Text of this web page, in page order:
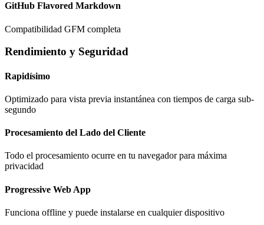
GitHub Flavored Markdown
Compatibilidad GFM completa
Rendimiento y Seguridad
Rapidísimo
Optimizado para vista previa instantánea con tiempos de carga sub-
segundo
Procesamiento del Lado del Cliente
Todo el procesamiento ocurre en tu navegador para máxima
privacidad
Progressive Web App
Funciona offline y puede instalarse en cualquier dispositivo